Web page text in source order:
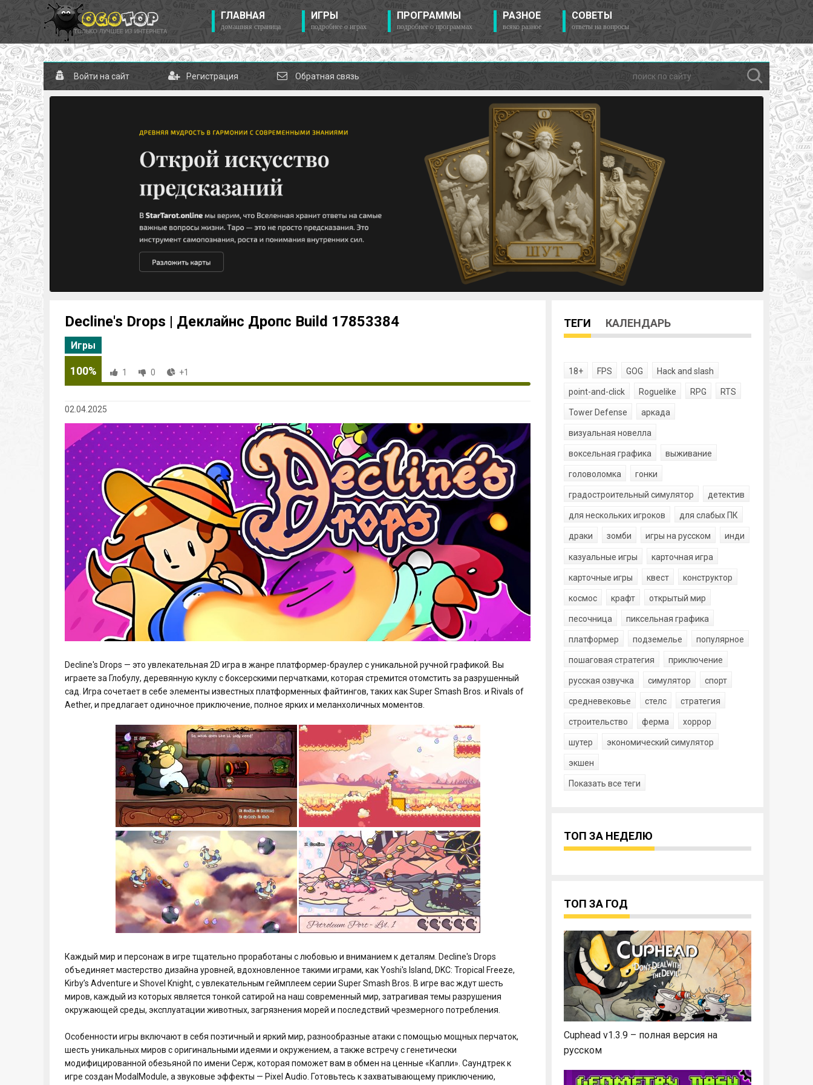
ГЛАВНАЯ
домашняя страница
ИГРЫ
подробнее о играх
ПРОГРАММЫ
подробнее о программах
РАЗНОЕ
всяко разное
СОВЕТЫ
ответы на вопросы
Войти на сайт Регистрация Обратная связь
Decline's Drops | Деклайнс Дропс Build 17853384
Игры
100% 1 0 +1
02.04.2025
Decline's Drops — это увлекательная 2D игра в жанре платформер-браулер с уникальной ручной графикой. Вы
играете за Глобулу, деревянную куклу с боксерскими перчатками, которая стремится отомстить за разрушенный
сад. Игра сочетает в себе элементы известных платформенных файтингов, таких как Super Smash Bros. и Rivals of
Aether, и предлагает одиночное приключение, полное ярких и меланхоличных моментов.
Каждый мир и персонаж в игре тщательно проработаны с любовью и вниманием к деталям. Decline's Drops
объединяет мастерство дизайна уровней, вдохновленное такими играми, как Yoshi's Island, DKC: Tropical Freeze,
Kirby’s Adventure и Shovel Knight, с увлекательным геймплеем серии Super Smash Bros. В игре вас ждут шесть
миров, каждый из которых является тонкой сатирой на наш современный мир, затрагивая темы разрушения
окружающей среды, эксплуатации животных, загрязнения морей и последствий чрезмерного потребления.
Особенности игры включают в себя поэтичный и яркий мир, разнообразные атаки с помощью мощных перчаток,
шесть уникальных миров с оригинальными идеями и окружением, а также встречу с генетически
модифицированной обезьяной по имени Серж, которая поможет вам в обмен на ценные «Капли». Саундтрек к
игре создан ModalModule, а звуковые эффекты — Pixel Audio. Готовьтесь к захватывающему приключению,
ТЕГИ КАЛЕНДАРЬ
18+ FPS GOG Hack and slash
point-and-click Roguelike RPG RTS
Tower Defense аркада
визуальная новелла
воксельная графика выживание
головоломка гонки
градостроительный симулятор детектив
для нескольких игроков для слабых ПК
драки зомби игры на русском инди
казуальные игры карточная игра
карточные игры квест конструктор
космос крафт открытый мир
песочница пиксельная графика
платформер подземелье популярное
пошаговая стратегия приключение
русская озвучка симулятор спорт
средневековье стелс стратегия
строительство ферма хоррор
шутер экономический симулятор
экшен
Показать все теги
ТОП ЗА НЕДЕЛЮ
ТОП ЗА ГОД
Cuphead v1.3.9 – полная версия на
русском